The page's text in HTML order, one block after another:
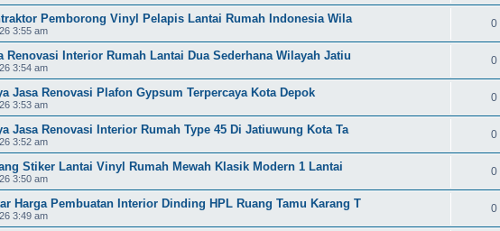
Pemborong Vinyl Pelapis Lantai Rumah Indonesia Wila
3:55 am
0
Renovasi Interior Rumah Lantai Dua Sederhana Wilayah Jatiu
3:54 am
0
Jasa Renovasi Plafon Gypsum Terpercaya Kota Depok
3:53 am
0
Jasa Renovasi Interior Rumah Type 45 Di Jatiuwung Kota Ta
3:52 am
0
Stiker Lantai Vinyl Rumah Mewah Klasik Modern 1 Lantai
3:50 am
0
Harga Pembuatan Interior Dinding HPL Ruang Tamu Karang T
3:49 am
0